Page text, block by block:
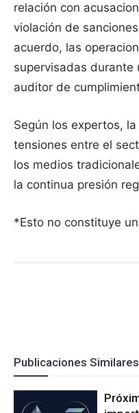
relación con
violación de
acuerdo, las
supervisadas durante
auditor de
Según los expertos,
tensiones entre el
los medios
la continua presión
*Esto no constituye
Publicaciones Similares